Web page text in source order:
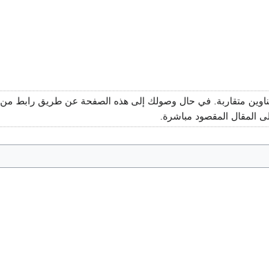
متقاربة. في حال وصولك إلى هذه الصفحة عن طريق رابط من
المقال المقصود مباشرة.